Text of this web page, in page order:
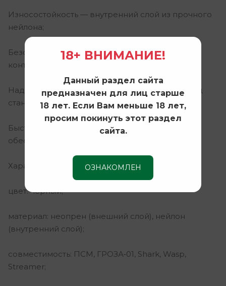
Износостойкость — внутренний слой из прочного
нейлона;
Безопасность — закрытая рукоятка исключает
контакт кожи с металлическими частями;
Надёжная фиксация — пластиковая клипса под
стандартный ремень;
Быстрое извлечение — точная формовка
обеспечивает мгновенный доступ к оружию.
Характеристики:
цвет: чёрный;
материал: неопрен (внешний слой), нейлон
(внутренний слой);
совместимость: ПСМ, ГРОЗА‑01, Shark, Wasp,
Streamer;
18+ ВНИМАНИЕ!
Данный раздел сайта
предназначен для лиц старше
18 лет. Если Вам меньше 18 лет,
просим покинуть этот раздел
сайта.
ОЗНАКОМЛЕН